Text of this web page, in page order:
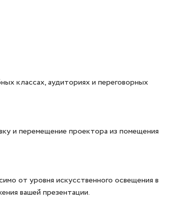
классах, аудиториях и переговорных
и перемещение проектора из помещения
от уровня искусственного освещения в
вашей презентации.